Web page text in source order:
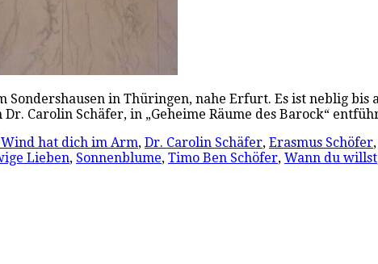
Sondershausen in Thüringen, nahe Erfurt. Es ist neblig
Carolin Schäfer, in „Geheime Räume des Barock“
hat dich im Arm, Dr. Carolin Schäfer, Erasmus Schöfer,
Lieben, Sonnenblume, Timo Ben Schöfer, Wann du willst